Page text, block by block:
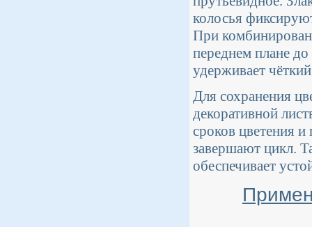
колосья
При
переднем плане
удерживает
Для сохранения
декоративной
сроков цветения
завершают цикл.
обеспечивает